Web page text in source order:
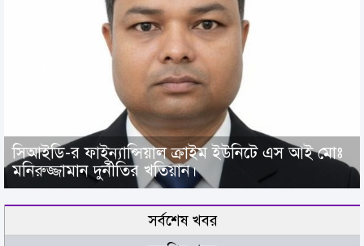
সিআইডি-র ফাইন্যান্সিয়াল ক্রাইম ইউনিটে এস আই মোঃ
মনিরুজ্জামান দুর্নীতির খতিয়ান।
সর্বশেষ খবর